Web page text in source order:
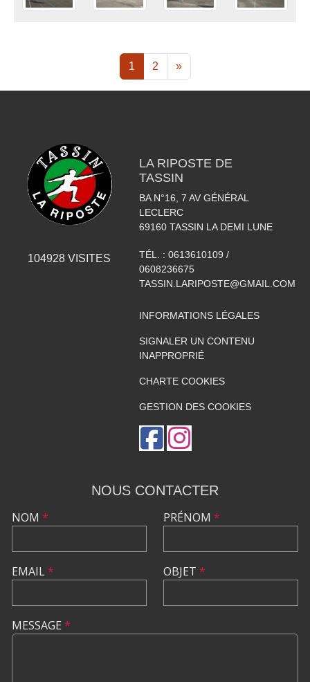
1 2 »
104928 VISITES
LA RIPOSTE DE
TASSIN
BA N°16, 7 AV GÉNÉRAL
LECLERC
69160 TASSIN LA DEMI LUNE
TÉL. : 0613610109 /
0608236675
TASSIN.LARIPOSTE@GMAIL.COM
INFORMATIONS LÉGALES
SIGNALER UN CONTENU
INAPPROPRIÉ
CHARTE COOKIES
GESTION DES COOKIES
NOUS CONTACTER
NOM *
EMAIL*
PRÉNOM *
OBJET *
MESSAGE *